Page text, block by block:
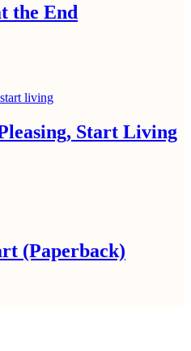
the End
Start Living
(Paperback)